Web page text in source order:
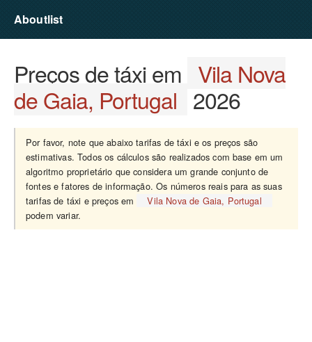
Aboutlist
Preços de táxi em Vila Nova
de Gaia, Portugal 2026
Por favor, note que abaixo tarifas de táxi e os preços são
estimativas. Todos os cálculos são realizados com base em um
algoritmo proprietário que considera um grande conjunto de
fontes e fatores de informação. Os números reais para as suas
tarifas de táxi e preços em
Vila Nova de Gaia, Portugal
podem variar.